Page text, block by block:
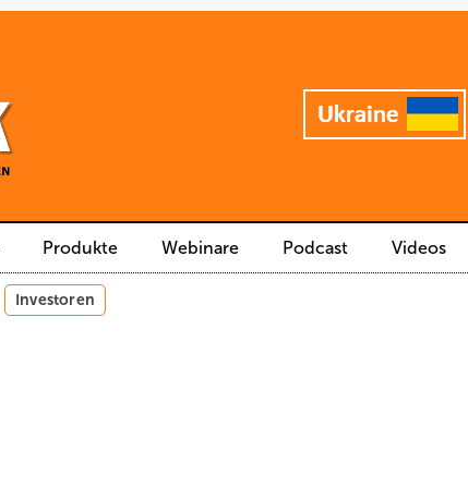
Produkte Webinare Podcast Videos
Investoren